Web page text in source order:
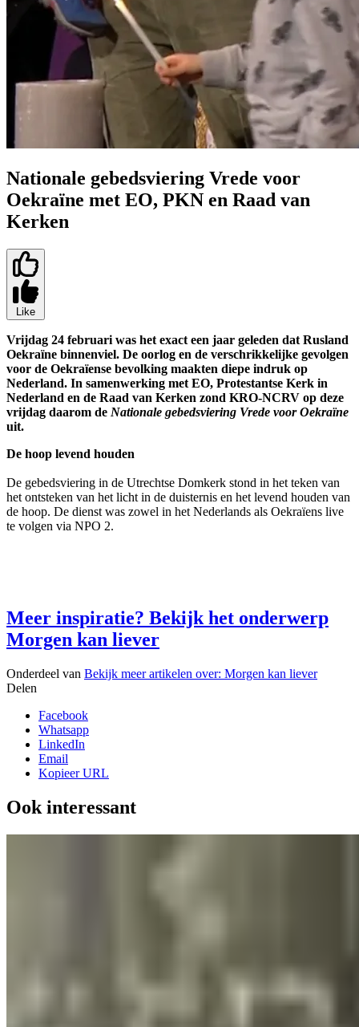
Nationale gebedsviering Vrede voor
Oekraïne met EO, PKN en Raad van
Kerken
Like
Vrijdag 24 februari was het exact een jaar geleden dat Rusland
Oekraïne binnenviel. De oorlog en de verschrikkelijke gevolgen
voor de Oekraïense bevolking maakten diepe indruk op
Nederland. In samenwerking met EO, Protestantse Kerk in
Nederland en de Raad van Kerken zond KRO-NCRV op deze
vrijdag daarom de Nationale gebedsviering Vrede voor Oekraïne
uit.
De hoop levend houden
De gebedsviering in de Utrechtse Domkerk stond in het teken van
het ontsteken van het licht in de duisternis en het levend houden van
de hoop. De dienst was zowel in het Nederlands als Oekraïens live
te volgen via NPO 2.
Meer inspiratie? Bekijk het onderwerp
Morgen kan liever
Onderdeel van Bekijk meer artikelen over: Morgen kan liever
Delen
Facebook
Whatsapp
LinkedIn
Email
Kopieer URL
Ook interessant